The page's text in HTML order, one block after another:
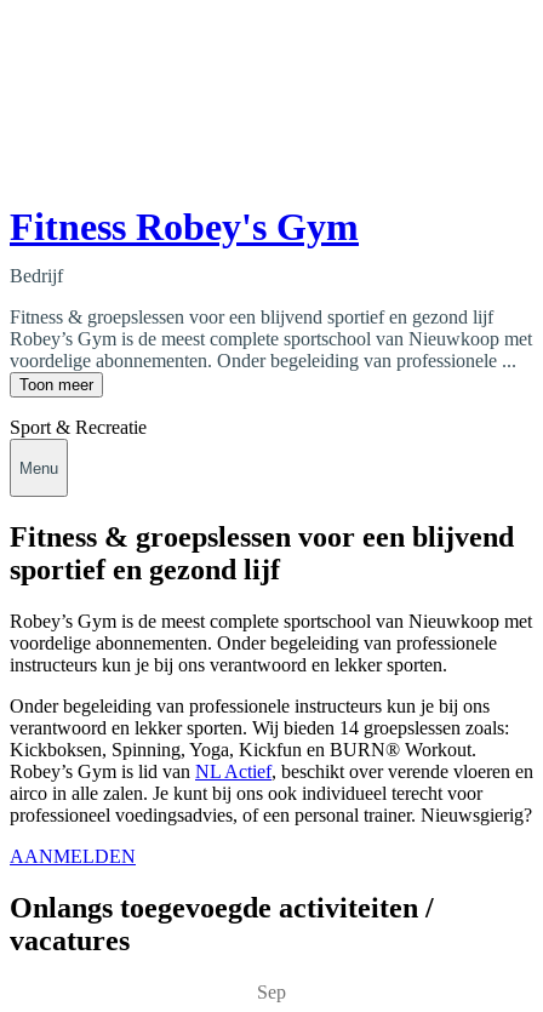
Fitness Robey's Gym
Bedrijf
Fitness & groepslessen voor een blijvend sportief en gezond lijf
Robey’s Gym is de meest complete sportschool van Nieuwkoop met
voordelige abonnementen. Onder begeleiding van professionele ...
Toon meer
Sport & Recreatie
Menu
Fitness & groepslessen voor een blijvend
sportief en gezond lijf
Robey’s Gym is de meest complete sportschool van Nieuwkoop met
voordelige abonnementen. Onder begeleiding van professionele
instructeurs kun je bij ons verantwoord en lekker sporten.
Onder begeleiding van professionele instructeurs kun je bij ons
verantwoord en lekker sporten. Wij bieden 14 groepslessen zoals:
Kickboksen, Spinning, Yoga, Kickfun en BURN® Workout.
Robey’s Gym is lid van NL Actief, beschikt over verende vloeren en
airco in alle zalen. Je kunt bij ons ook individueel terecht voor
professioneel voedingsadvies, of een personal trainer. Nieuwsgierig?
AANMELDEN
Onlangs toegevoegde activiteiten /
vacatures
Sep